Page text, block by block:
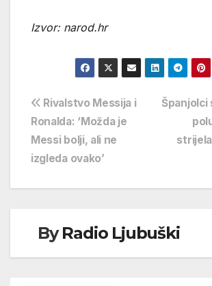
Izvor: narod.hr
Navigacija
objava
Španjolci
Rivalstvo Messija i
Ronalda: ‘Možda je
Messi bolji, ali ne
izgleda ovako’
ByRadio Ljubuški